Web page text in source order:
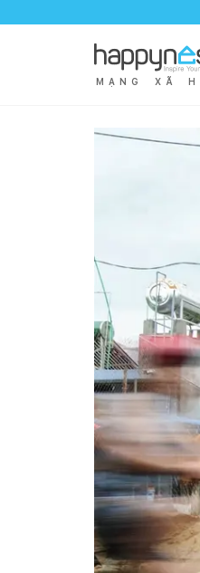
M Ạ N G X Ã H